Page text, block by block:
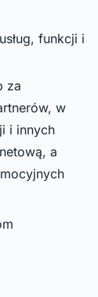
funkcji i
za
w
i innych
a